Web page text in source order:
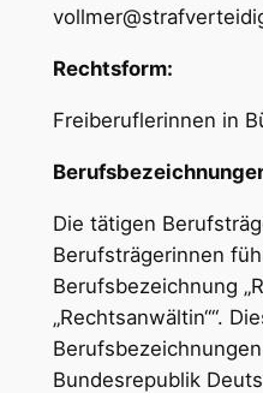
Rechtsform:
Freiberuflerinnen in
Die tätigen
Berufsträgerinnen
Berufsbezeichnung
„Rechtsanwältin““.
Bundesrepublik